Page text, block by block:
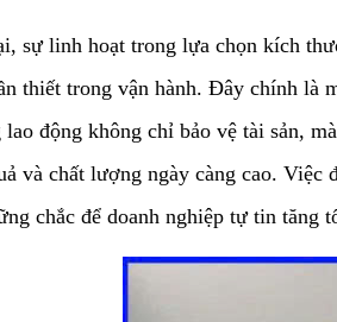
sự linh hoạt trong lựa chọn kích
thiết trong vận hành. Đây chính là
động không chỉ bảo vệ tài sản,
và chất lượng ngày càng cao.
chắc để doanh nghiệp tự tin tăng